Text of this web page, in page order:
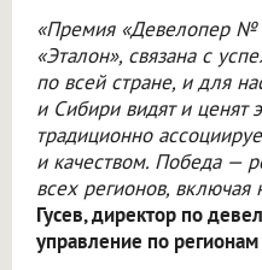
«Премия «Девелопер №
«Эталон», связана с
по всей стране, и для
и Сибири видят и ценят
традиционно
и качеством. Победа —
всех регионов, включая
Гусев, директор по
управление по